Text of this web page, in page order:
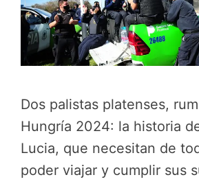
Dos palistas platenses,
Hungría 2024: la historia
Lucia, que necesitan de
poder viajar y cumplir sus